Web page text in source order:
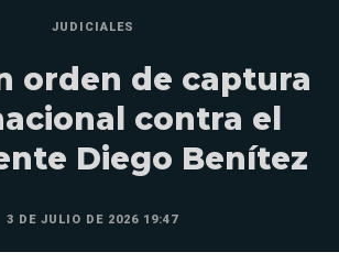
JUDICIALES
orden de captura
contra el
Diego Benítez
3 DE JULIO DE 2026 19:47